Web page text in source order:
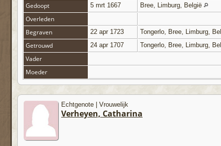
Gedoopt
5 mrt 1667 Bree, Limburg, België
Overleden
Begraven
22 apr 1723 Tongerlo, Bree, Limburg,
Getrouwd 24 apr 1707 Tongerlo, Bree, Limburg,
Vader
Moeder
Echtgenote | Vrouwelijk
Verheyen, Catharina